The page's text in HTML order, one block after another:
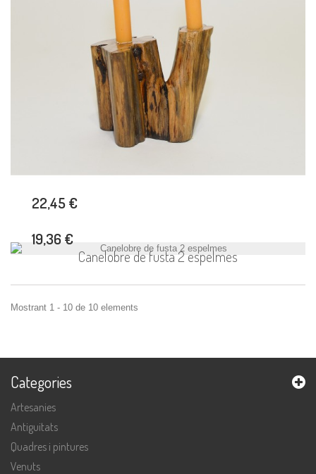
22,45 €
Canelobre de fusta 2 espelmes
19,36 €
Mostrant 1 - 10 de 10 elements
Categories
Artesanies
Antiguitats
Quadres i pintures
Venuts